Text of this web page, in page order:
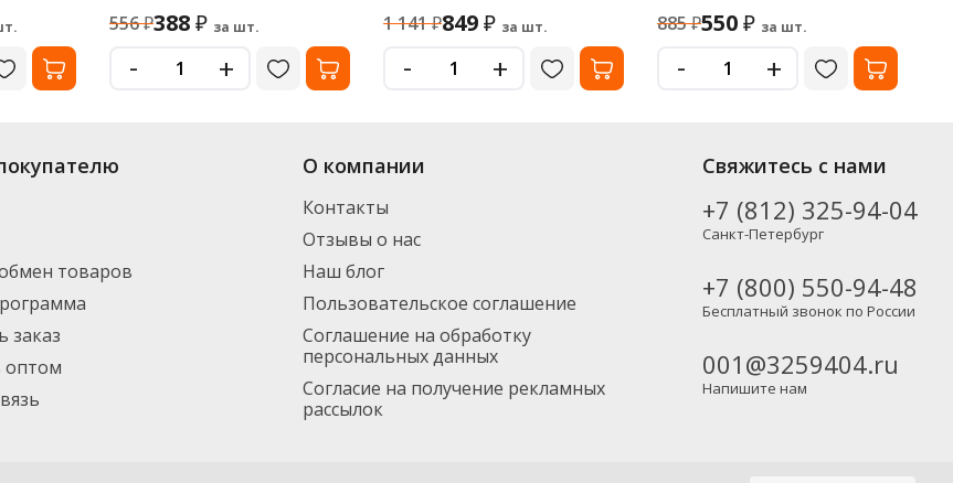
556₽388₽ за шт.
- +
1 141₽849₽ за шт.
- +
885₽550₽ за шт.
- +
Служба» большой выбор: в наличии более
видов от популярных производителей, включая новинки. Вы можете выбрать нужный
по Санкт-Петербургу (от 3000 рублей - бесплатно), а также в Москву и другие регионы России – партнерской транспортной
руб.
товаров
заказ
оптом
О компании
Контакты
Отзывы о нас
Наш блог
Пользовательское соглашение
Соглашение на обработку
персональных данных
Согласие на получение рекламных
рассылок
Свяжитесь с нами
+7 (812) 325-94-04
Санкт-Петербург
+7 (800) 550-94-48
Бесплатный звонок по России
001@3259404.ru
Напишите нам